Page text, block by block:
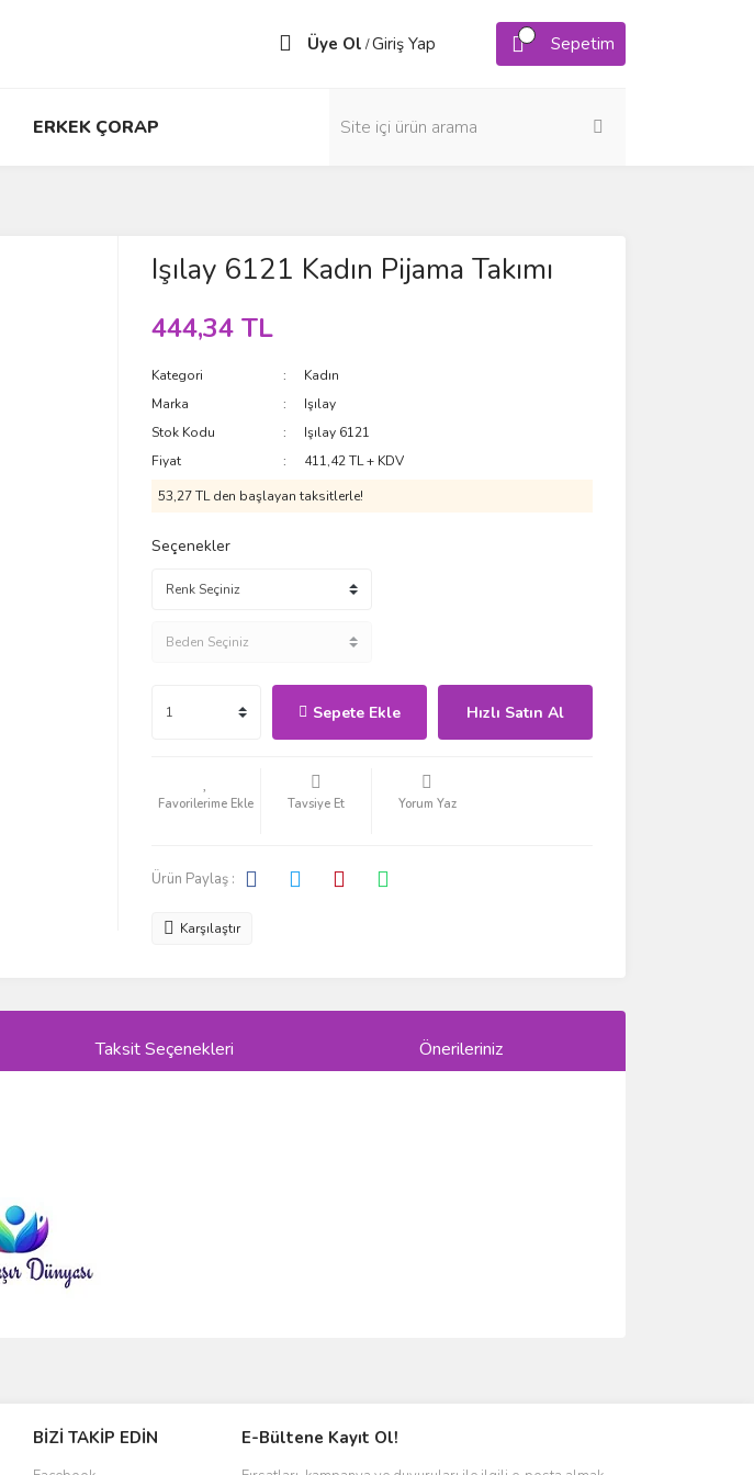
Üye Ol /Giriş Yap Sepetim
ERKEK ÇORAP
Işılay 6121 Kadın Pijama Takımı
444,34 TL
Kategori
Kadın
Marka
Işılay
Stok Kodu
Işılay 6121
Fiyat
411,42 TL + KDV
53,27 TL den başlayan taksitlerle!
Seçenekler
Sepete Ekle Hızlı Satın Al
Tavsiye Et Yorum Yaz
Ürün Paylaş :
Karşılaştır
Taksit Seçenekleri Önerileriniz
BİZİ TAKİP EDİN E-Bültene Kayıt Ol!